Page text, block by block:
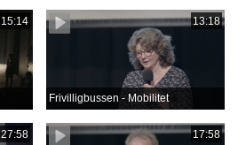
15:14 13:18
Frivilligbussen - Mobilitet
27:58 17:58